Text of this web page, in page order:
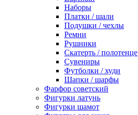
Наборы
Платки / шали
Подушки / чехлы
Ремни
Рушники
Скатерть / полотенце
Сувениры
Футболки / худи
Шапки / шарфы
Фарфор советский
Фигурки латунь
Фигурки шамот